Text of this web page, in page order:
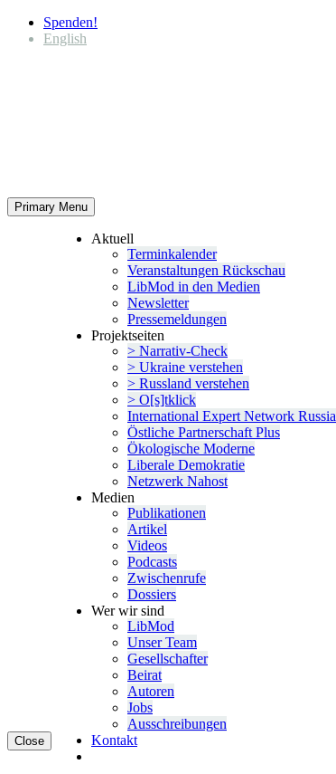
Spenden!
English
Primary Menu
Close
Aktuell
Termin­ka­lender
Veran­stal­tungen Rückschau
LibMod in den Medien
Newsletter
Presse­mel­dungen
Projekt­seiten
> Narrativ-Check
> Ukraine verstehen
> Russland verstehen
> O[s]tklick
Inter­na­tional Expert Network Russia
Östliche Partner­schaft Plus
Ökolo­gische Moderne
Liberale Demokratie
Netzwerk Nahost
Medien
Publi­ka­tionen
Artikel
Videos
Podcasts
Zwischenrufe
Dossiers
Wer wir sind
LibMod
Unser Team
Gesell­schafter
Beirat
Autoren
Jobs
Ausschrei­bungen
Kontakt